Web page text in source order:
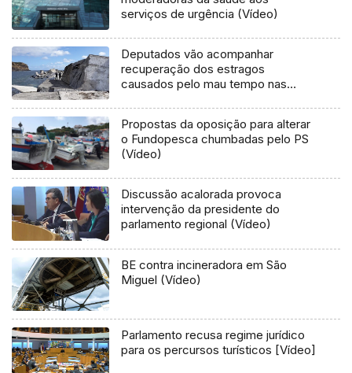
serviços de urgência (Vídeo)
Deputados vão acompanhar
recuperação dos estragos
causados pelo mau tempo nas
Propostas da oposição para alterar
o Fundopesca chumbadas pelo PS
(Vídeo)
Discussão acalorada provoca
intervenção da presidente do
parlamento regional (Vídeo)
BE contra incineradora em São
Miguel (Vídeo)
Parlamento recusa regime jurídico
para os percursos turísticos [Vídeo]